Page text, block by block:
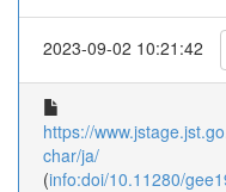
2023-09-02 10:21:42
https://
char/ja/
(info:doi/10.11280/